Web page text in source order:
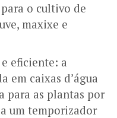
o cultivo de
maxixe e
eficiente: a
em caixas d’água
para as plantas por
um temporizador